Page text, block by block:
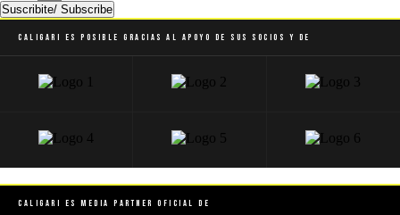
Suscribite/ Subscribe
Caligari es posible gracias al apoyo de sus socios y de
Caligari es Media Partner Oficial de